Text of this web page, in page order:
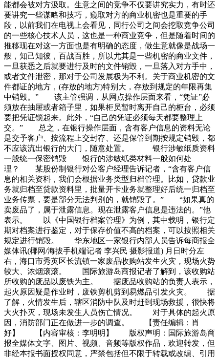
能都会被对方汲取。生意之间的竞争不仅要讲究实力，有时还
要讲究一些谋略和技巧，窥取对方的商业机密也是重要的手
段，以前我们在电视上会看见，同行公司之间会挖取竞争公司
的一些核心技术人员，这也是一种商业竞争，但是随着时间的
推移现在对这一方面也是有明确的态度，做生意就像是战场一
般，知己知彼，百战百胜，所以尤其是一些机密的商业文件，
一旦获悉之后就要进行及时的文件销毁，一旦落入对方手中，
或者文件泄密，那对于公司发展极为不利。关于商业机密的文
件都证的地方，(存放的地方)特别大，存放到规定的年限再集
中销毁。” 该主管强调，从网点操作层面来看，“凭证”必
须放在抽屉或者箱子里，如果柜员暂时离开自己的柜台，必须
要把凭证锁起来。此外，“自己的凭证必须每天都要整理上
交。” 总之，在银行操作层面，含有客户信息的资料无论
是交予客户、按流程上交封存、还是保管到期按规定销毁，都
不应该流出银行的大门，随意处置。 银行涉敏纸质资料
一般统一保密销毁 银行的涉敏纸类材料一般如何处
理？ 某股份制银行对公客户经理告诉记者，“含有客户信
息的相关资料，我们会根据业务类型归档管理。比如，贷款业
务就归档至贷款资料里，批量开卡业务就整理好后统一归档至
业务传票，要是部分无法判别的，就销毁了。” “如果真的
卖废品了，属于泄露信息。现在泄露客户信息是违法的。”他
表示。 以《中国银行档案管理》为例，其中载明，银行定
期对档案进行鉴定，对于保存价值不高的档案，可以按照相关
规定进行销毁。 华东地区一家银行内部人员告诉每商报全
媒体讯(椰网/海拔手机端记者 李兴民 摄影报道) 月日时分左
右，海口市秀英区长流镇一家废品收购站发生火灾，现场火势
较大、浓烟滚滚。 国际旅游岛商报记者了解到，该收购站
所收购的废品以废铁为主。 据废品收购站的负责人表示，
起火原因疑是作业时，废铁剪机剪到易燃品引发火灾。 据
了解，火情发生后，辖区消防中队及时赶到现场救援，很快将
大火扑灭，现场未发生人员伤亡情况。 对于具体的起火原
因，消防部门正在做进一步的调查。 【责任编辑：肖
好】 【内容审核：李明明】 版权声明：国际旅游岛商
报全媒体文字、图片、视频、音频等版权作品，欢迎转发，但
非经本报书面授权同意，严禁包括但不限于转载或改编、引用